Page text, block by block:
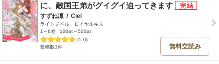
に、敵国王弟がグイグイ迫ってきます
すずね凜 / Ciel
ライトノベル、ロイヤルキス
1～6巻
100pt～500pt
(5.0)
投稿数1件
無料立読み